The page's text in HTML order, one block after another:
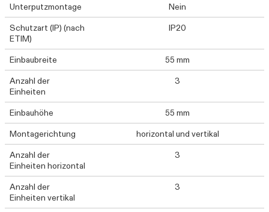
Unterputzmontage
Nein
Schutzart (IP) (nach
ETIM)
IP20
Einbaubreite
55 mm
Anzahl der
Einheiten
3
Einbauhöhe
55 mm
Montagerichtung
horizontal und vertikal
Anzahl der
Einheiten horizontal
3
Anzahl der
Einheiten vertikal
3